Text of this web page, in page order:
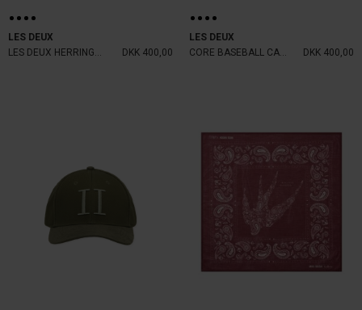
LES DEUX
LES DEUX HERRINGBONE CAP
DKK 400,00
LES DEUX
CORE BASEBALL CAP SUEDE
DKK 400,00